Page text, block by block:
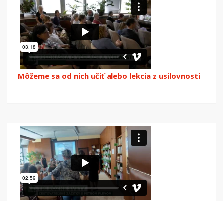
Môžeme sa od nich učiť alebo lekcia z usilovnosti